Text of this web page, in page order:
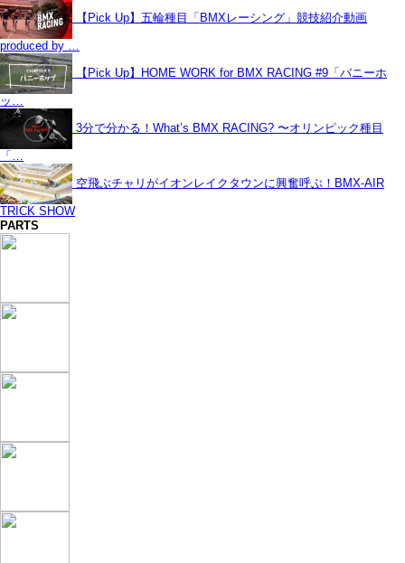
【Pick Up】五輪種目「BMXレーシング」競技紹介動画
produced by …
【Pick Up】HOME WORK for BMX RACING #9「バニーホ
ッ…
3分で分かる！What’s BMX RACING? 〜オリンピック種目
「…
空飛ぶチャリがイオンレイクタウンに興奮呼ぶ！BMX-AIR
TRICK SHOW
PARTS